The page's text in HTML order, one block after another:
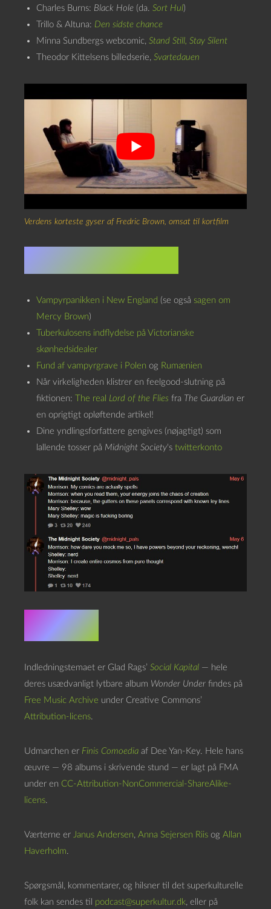
Charles Burns: Black Hole (da. Sort Hul)
Trillo & Altuna: Den sidste chance
Minna Sundbergs webcomic, Stand Still, Stay Silent
Theodor Kittelsens billedserie, Svartedauen
Verdens korteste gyser af Fredric Brown, omsat til kortfilm
Vampyrpanikken i New England (se også sagen om
Mercy Brown)
Tuberkulosens indflydelse på Victorianske
skønhedsidealer
Fund af vampyrgrave i Polen og Rumænien
Når virkeligheden klistrer en feelgood-slutning på
fiktionen:
The real Lord of the Flies fra The Guardian er
en oprigtigt opløftende artikel!
Dine yndlingsforfattere gengives (nøjagtigt) som
lallende tosser på Midnight Society‘s twitterkonto
Credits
Indledningstemaet er Glad Rags’ Social Kapital — hele
deres usædvanligt lytbare album Wonder Under findes på
Free Music Archive under Creative Commons’
Attribution-licens.
Udmarchen er Finis Comoedia af Dee Yan-Key. Hele hans
œuvre — 98 albums i skrivende stund — er lagt på FMA
under en CC-Attribution-NonCommercial-ShareAlike-
licens.
Værterne er Janus Andersen, Anna Sejersen Riis og Allan
Haverholm.
Spørgsmål, kommentarer, og hilsner til det superkulturelle
folk kan sendes til podcast@superkultur.dk, eller på